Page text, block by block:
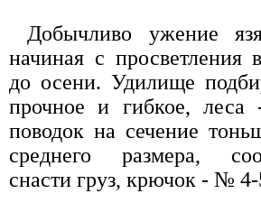
Добычливо ужение
начиная с просветления
до осени. Удилище
прочное и гибкое,
поводок на сечение
среднего размера,
снасти груз, крючок - №